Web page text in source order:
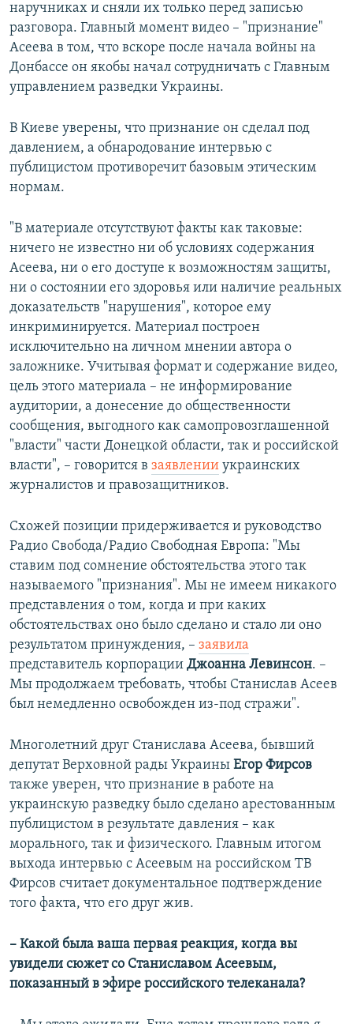
наручниках и сняли их только перед записью
разговора. Главный момент видео – "признание"
Асеева в том, что вскоре после начала войны на
Донбассе он якобы начал сотрудничать с Главным
управлением разведки Украины.
В Киеве уверены, что признание он сделал под
давлением, а обнародование интервью с
публицистом противоречит базовым этическим
нормам.
"В материале отсутствуют факты как таковые:
ничего не известно ни об условиях содержания
Асеева, ни о его доступе к возможностям защиты,
ни о состоянии его здоровья или наличие реальных
доказательств "нарушения", которое ему
инкриминируется. Материал построен
исключительно на личном мнении автора о
заложнике. Учитывая формат и содержание видео,
цель этого материала – не информирование
аудитории, а донесение до общественности
сообщения, выгодного как самопровозглашенной
"власти" части Донецкой области, так и российской
власти", – говорится в заявлении украинских
журналистов и правозащитников.
Схожей позиции придерживается и руководство
Радио Свобода/Радио Свободная Европа: "Мы
ставим под сомнение обстоятельства этого так
называемого "признания". Мы не имеем никакого
представления о том, когда и при каких
обстоятельствах оно было сделано и стало ли оно
результатом принуждения, – заявила
представитель корпорации Джоанна Левинсон. –
Мы продолжаем требовать, чтобы Станислав Асеев
был немедленно освобожден из-под стражи".
Многолетний друг Станислава Асеева, бывший
депутат Верховной рады Украины Егор Фирсов
также уверен, что признание в работе на
украинскую разведку было сделано арестованным
публицистом в результате давления – как
морального, так и физического. Главным итогом
выхода интервью с Асеевым на российском ТВ
Фирсов считает документальное подтверждение
того факта, что его друг жив.
​– Какой была ваша первая реакция, когда вы
увидели сюжет со Станиславом Асеевым,
показанный в эфире российского телеканала?